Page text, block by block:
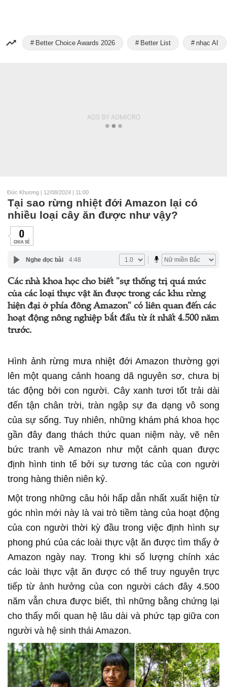
Better Choice Awards 2026 Better List nhạc AI
Đức Khương | 12/08/2024 | 11:00
Tại sao rừng nhiệt đới Amazon lại có
nhiều loại cây ăn được như vậy?
0
CHIA SẺ
Nghe đọc bài 4:48
Các nhà khoa học cho biết "sự thống trị quá mức
của các loại thực vật ăn được trong các khu rừng
hiện đại ở phía đông Amazon" có liên quan đến các
hoạt động nông nghiệp bắt đầu từ ít nhất 4.500 năm
trước.
Hình ảnh rừng mưa nhiệt đới Amazon thường gợi
lên một quang cảnh hoang dã nguyên sơ, chưa bị
tác động bởi con người. Cây xanh tươi tốt trải dài
đến tận chân trời, tràn ngập sự đa dạng vô song
của sự sống. Tuy nhiên, những khám phá khoa học
gần đây đang thách thức quan niệm này, vẽ nên
bức tranh về Amazon như một cảnh quan được
định hình tinh tế bởi sự tương tác của con người
trong hàng thiên niên kỷ.
Một trong những câu hỏi hấp dẫn nhất xuất hiện từ
góc nhìn mới này là vai trò tiềm tàng của hoạt động
của con người thời kỳ đầu trong việc định hình sự
phong phú của các loài thực vật ăn được tìm thấy ở
Amazon ngày nay. Trong khi số lượng chính xác
các loài thực vật ăn được có thể truy nguyên trực
tiếp từ ảnh hưởng của con người cách đây 4.500
năm vẫn chưa được biết, thì những bằng chứng lại
cho thấy mối quan hệ lâu dài và phức tạp giữa con
người và hệ sinh thái Amazon.